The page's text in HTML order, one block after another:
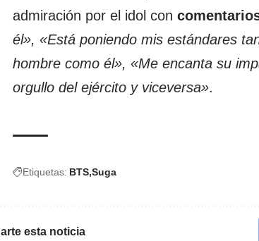
admiración por el idol con
él», «Está poniendo mis estándares
hombre como él», «Me encanta su
orgullo del ejército y viceversa».
Etiquetas: BTS Suga
esta noticia